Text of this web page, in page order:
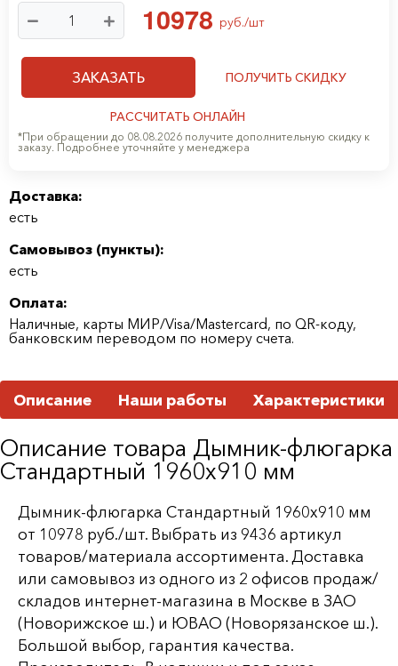
10978 руб./шт
ЗАКАЗАТЬ ПОЛУЧИТЬ СКИДКУ
РАССЧИТАТЬ ОНЛАЙН
*При обращении до 08.08.2026 получите дополнительную скидку к
заказу. Подробнее уточняйте у менеджера
Доставка:
есть
Самовывоз (пункты):
есть
Оплата:
Наличные, карты МИР/Visa/Mastercard, по QR-коду,
банковским переводом по номеру счета.
Описание Наши работы Характеристики
Описание товара Дымник-флюгарка
Стандартный 1960х910 мм
Дымник-флюгарка Стандартный 1960х910 мм
от 10978 руб./шт. Выбрать из 9436 артикул
товаров/материала ассортимента. Доставка
или самовывоз из одного из 2 офисов продаж/
складов интернет-магазина в Москве в ЗАО
(Новорижское ш.) и ЮВАО (Новорязанское ш.).
Большой выбор, гарантия качества.